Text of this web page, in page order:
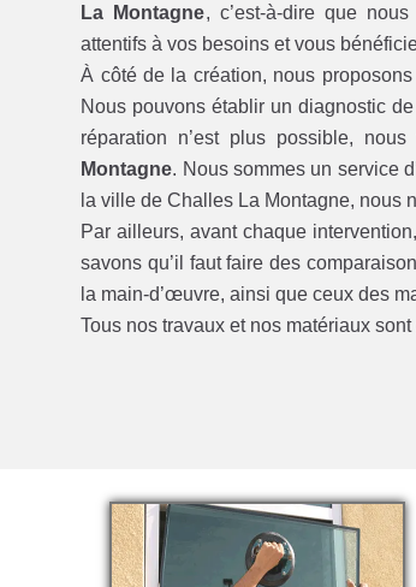
La Montagne, c’est-à-dire que
attentifs à vos besoins et vous
À côté de la création, nous
Nous pouvons établir un diagnostic
réparation n’est plus possible,
Montagne. Nous sommes un service
la ville de Challes La Montagne, nous
Par ailleurs, avant chaque
savons qu’il faut faire des
la main-d’œuvre, ainsi que ceux des
Tous nos travaux et nos matériaux sont